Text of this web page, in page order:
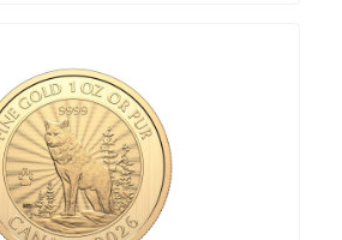
Цена выкупа
374 185 Руб.